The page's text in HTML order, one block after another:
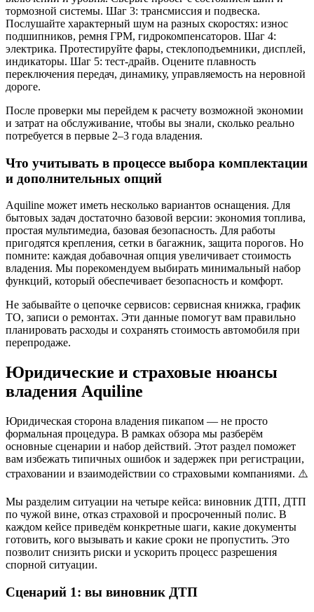
тормозной системы. Шаг 3: трансмиссия и подвеска.
Послушайте характерный шум на разных скоростях: износ
подшипников, ремня ГРМ, гидрокомпенсаторов. Шаг 4:
электрика. Протестируйте фары, стеклоподъемники, дисплей,
индикаторы. Шаг 5: тест-драйв. Оцените плавность
переключения передач, динамику, управляемость на неровной
дороге.
После проверки мы перейдем к расчету возможной экономии
и затрат на обслуживание, чтобы вы знали, сколько реально
потребуется в первые 2–3 года владения.
Что учитывать в процессе выбора комплектации
и дополнительных опций
Aquiline может иметь несколько вариантов оснащения. Для
бытовых задач достаточно базовой версии: экономия топлива,
простая мультимедиа, базовая безопасность. Для работы
пригодятся крепления, сетки в багажник, защита порогов. Но
помните: каждая добавочная опция увеличивает стоимость
владения. Мы порекомендуем выбирать минимальный набор
функций, который обеспечивает безопасность и комфорт.
Не забывайте о цепочке сервисов: сервисная книжка, график
ТО, записи о ремонтах. Эти данные помогут вам правильно
планировать расходы и сохранять стоимость автомобиля при
перепродаже.
Юридические и страховые нюансы
владения Aquiline
Юридическая сторона владения пикапом — не просто
формальная процедура. В рамках обзора мы разберём
основные сценарии и набор действий. Этот раздел поможет
вам избежать типичных ошибок и задержек при регистрации,
страховании и взаимодействии со страховыми компаниями. ⚠️
Мы разделим ситуации на четыре кейса: виновник ДТП, ДТП
по чужой вине, отказ страховой и просроченный полис. В
каждом кейсе приведём конкретные шаги, какие документы
готовить, кого вызывать и какие сроки не пропустить. Это
позволит снизить риски и ускорить процесс разрешения
спорной ситуации.
Сценарий 1: вы виновник ДТП